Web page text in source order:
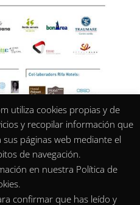
utiliza cookies propias y de
y recopilar información que
páginas web mediante el
de navegación.
en nuestra Política de
confirmar que has leído y